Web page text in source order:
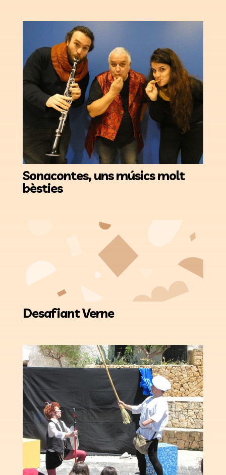
Sonacontes, uns músics molt
bèsties
Desafiant Verne